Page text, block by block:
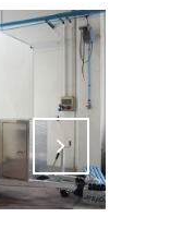
Attiva comando